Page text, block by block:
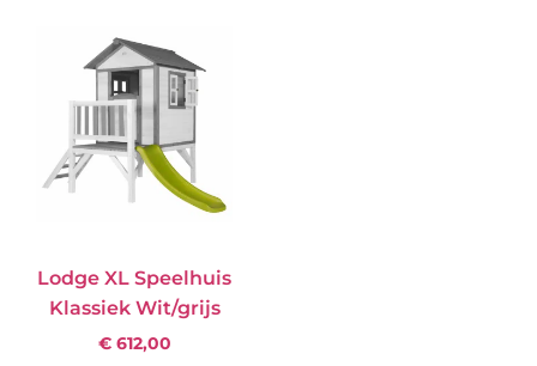
Lodge XL Speelhuis
Klassiek Wit/grijs
€612,00